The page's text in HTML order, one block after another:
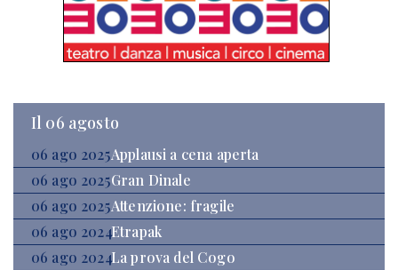
Il 06 agosto
06 ago 2025Applausi a cena aperta
06 ago 2025Gran Dinale
06 ago 2025Attenzione: fragile
06 ago 2024Etrapak
06 ago 2024La prova del Cogo